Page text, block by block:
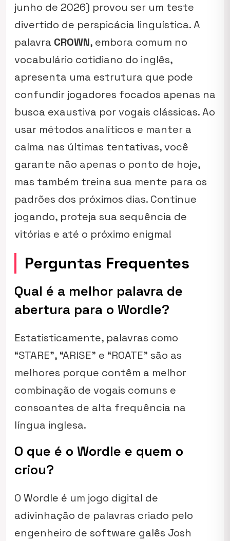
junho de 2026) provou ser um teste
divertido de perspicácia linguística. A
palavra CROWN, embora comum no
vocabulário cotidiano do inglês,
apresenta uma estrutura que pode
confundir jogadores focados apenas na
busca exaustiva por vogais clássicas. Ao
usar métodos analíticos e manter a
calma nas últimas tentativas, você
garante não apenas o ponto de hoje,
mas também treina sua mente para os
padrões dos próximos dias. Continue
jogando, proteja sua sequência de
vitórias e até o próximo enigma!
Perguntas Frequentes
Qual é a melhor palavra de
abertura para o Wordle?
Estatisticamente, palavras como
“STARE”, “ARISE” e “ROATE” são as
melhores porque contêm a melhor
combinação de vogais comuns e
consoantes de alta frequência na
língua inglesa.
O que é o Wordle e quem o
criou?
O Wordle é um jogo digital de
adivinhação de palavras criado pelo
engenheiro de software galês Josh